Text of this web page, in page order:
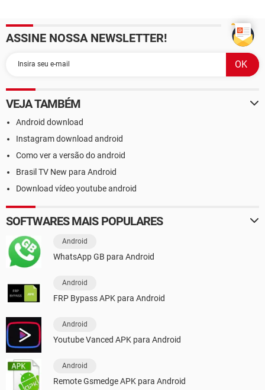
ASSINE NOSSA NEWSLETTER!
VEJA TAMBÉM
Android download
Instagram download android
Como ver a versão do android
Brasil TV New para Android
Download vídeo youtube android
SOFTWARES MAIS POPULARES
Android
WhatsApp GB para Android
Android
FRP Bypass APK para Android
Android
Youtube Vanced APK para Android
Android
Remote Gsmedge APK para Android